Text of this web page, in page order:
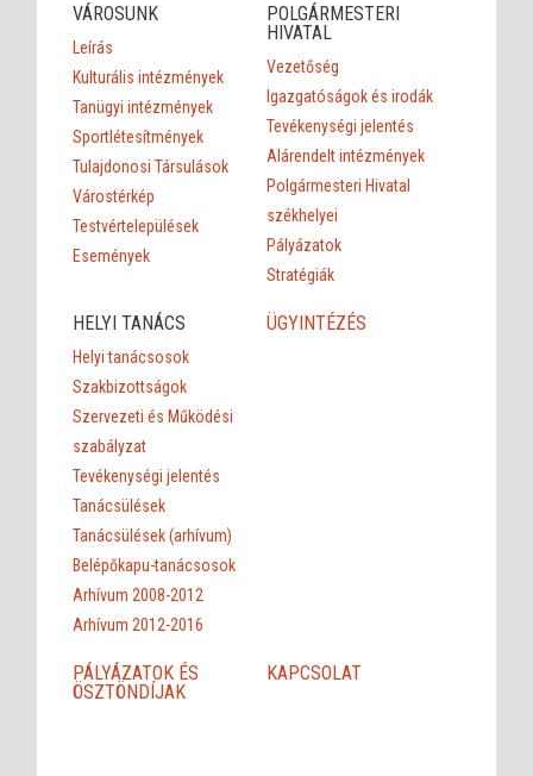
VÁROSUNK
Leírás
Kulturális intézmények
Tanügyi intézmények
Sportlétesítmények
Tulajdonosi Társulások
Várostérkép
Testvértelepülések
Események
POLGÁRMESTERI
HIVATAL
Vezetőség
Igazgatóságok és irodák
Tevékenységi jelentés
Alárendelt intézmények
Polgármesteri Hivatal
székhelyei
Pályázatok
Stratégiák
HELYI TANÁCS
Helyi tanácsosok
Szakbizottságok
Szervezeti és Működési
szabályzat
Tevékenységi jelentés
Tanácsülések
Tanácsülések (arhívum)
Belépőkapu-tanácsosok
Arhívum 2008-2012
Arhívum 2012-2016
ÜGYINTÉZÉS
PÁLYÁZATOK ÉS
ÖSZTÖNDÍJAK
KAPCSOLAT